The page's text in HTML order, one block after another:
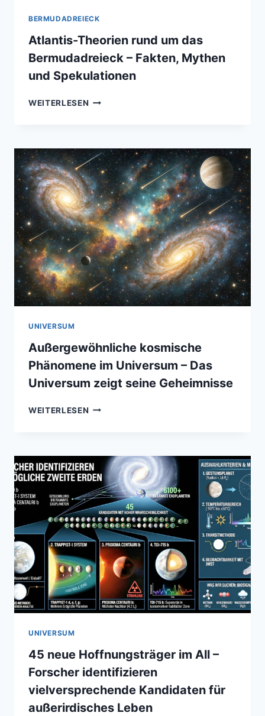
BERMUDADREIECK
Atlantis-Theorien rund um das
Bermudadreieck – Fakten, Mythen
und Spekulationen
WEITERLESEN ATLANTIS-
DAS
BERMUDADREIECK
–
FAKTEN,
MYTHEN
UND
SPEKULATIONEN
UNIVERSUM
Außergewöhnliche kosmische
Phänomene im Universum – Das
Universum zeigt seine Geheimnisse
WEITERLESEN AUSSERGEWÖHNLICHE K
NIVERSUM –
D
AS U
NIVERSUM Z
EIGT S
EINE G
EHEIMNISSE
UNIVERSUM
45 neue Hoffnungsträger im All –
Forscher identifizieren
vielversprechende Kandidaten für
außerirdisches Leben